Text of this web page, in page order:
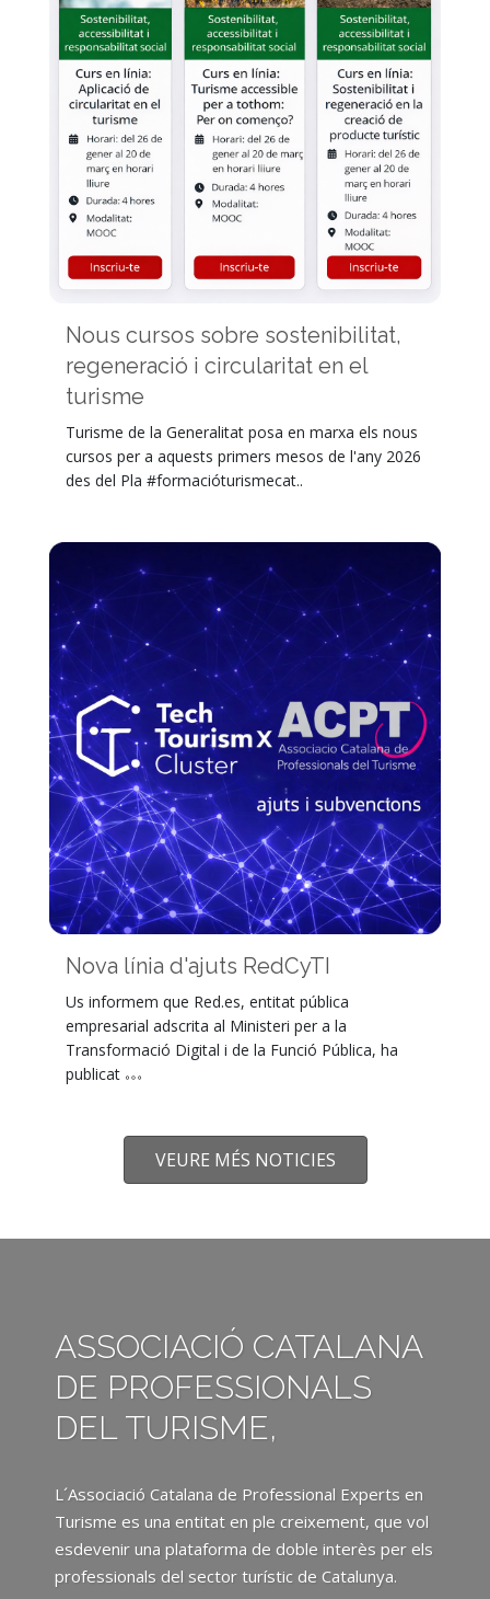
Nous cursos sobre sostenibilitat,
regeneració i circularitat en el
turisme
Turisme de la Generalitat posa en marxa els nous
cursos per a aquests primers mesos de l'any 2026
des del Pla #formacióturismecat..
Nova línia d'ajuts RedCyTI
Us informem que Red.es, entitat pública
empresarial adscrita al Ministeri per a la
Transformació Digital i de la Funció Pública, ha
publicat
VEURE MÉS NOTICIES
ASSOCIACIÓ CATALANA
DE PROFESSIONALS
DEL TURISME,
L´Associació Catalana de Professional Experts en
Turisme es una entitat en ple creixement, que vol
esdevenir una plataforma de doble interès per els
professionals del sector turístic de Catalunya.